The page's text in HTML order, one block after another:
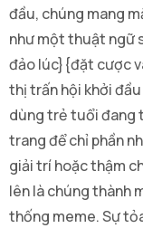
đầu, chúng mang
như một thuật ngữ
đảo lúc}{đặt cược
thị trấn hội khởi
dùng trẻ tuổi đang
trang để chỉ phần
giải trí hoặc thậm
lên là chúng thành
thống meme. Sự